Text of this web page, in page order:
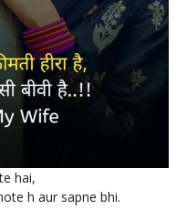
hai,
h aur sapne bhi.